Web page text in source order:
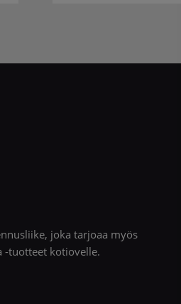
joka tarjoaa myös
-tuotteet kotiovelle.